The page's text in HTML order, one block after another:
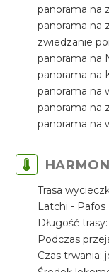
panorama na
panorama na
zwiedzanie
panorama na
panorama na
panorama na
panorama na
panorama na
Trasa
Latchi - Pafos
Długość
Podczas
Czas trwania: